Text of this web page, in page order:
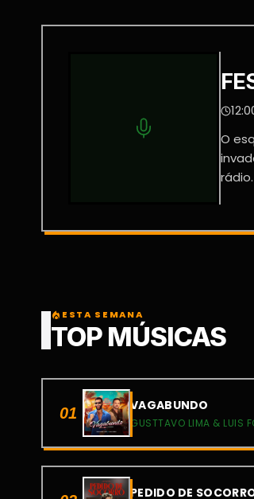
O
local_fire_department ESTA SEMANA
TOP MÚSICAS
01 VAGABUNDO
GUSTTAVO LIMA & LUIS
PEDIDO DE